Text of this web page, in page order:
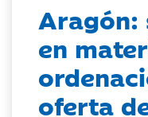
Aragón:
en
oferta